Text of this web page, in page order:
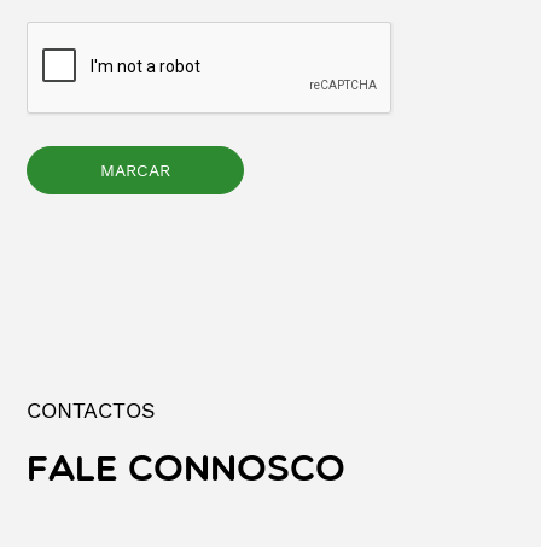
CONTACTOS
FALE CONNOSCO